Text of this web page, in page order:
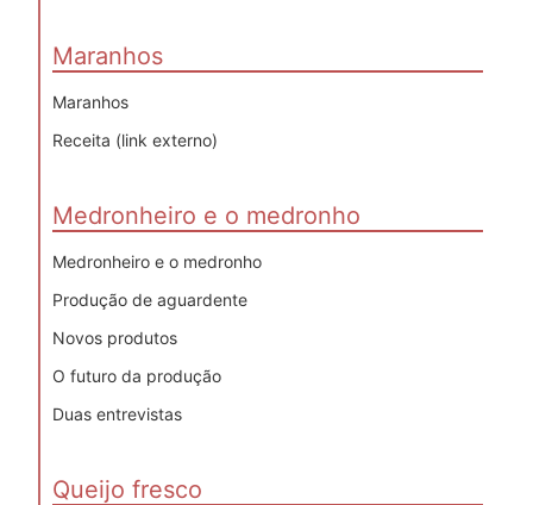
Maranhos
Maranhos
Receita (link externo)
Medronheiro e o medronho
Medronheiro e o medronho
Produção de aguardente
Novos produtos
O futuro da produção
Duas entrevistas
Queijo fresco